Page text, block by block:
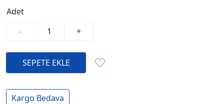
Adet
-
+
Kargo Bedava